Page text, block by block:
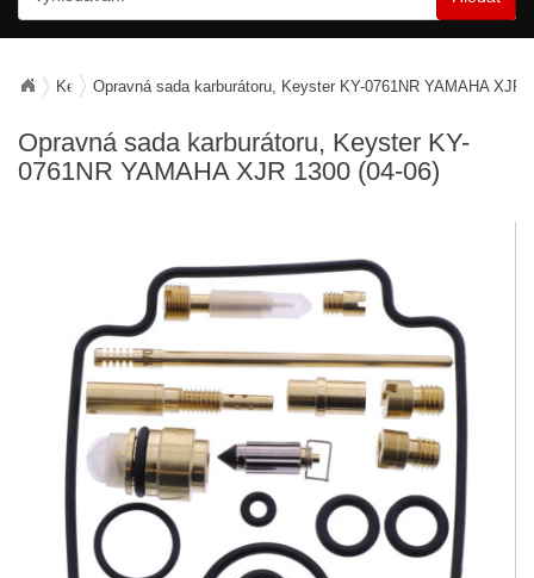
KeysterOpravná sada karburátoru, Keyster KY-0761NR YAMAHA XJR
Opravná sada karburátoru, Keyster KY-
0761NR YAMAHA XJR 1300 (04-06)